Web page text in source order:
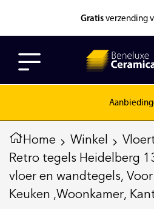
Gratis verzending
Home Winkel
Retro tegels Heidelberg
vloer en wandtegels,
Keuken ,Woonkamer,